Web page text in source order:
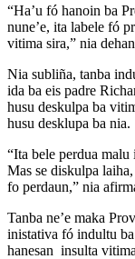
“Ha’u fó hanoin ba
nune’e, ita labele fó
vitima sira,” nia
Nia subliña, tanba
ida ba eis padre
husu deskulpa ba
husu desklupa ba nia.
“Ita bele perdua
Mas se diskulpa
fo perdaun,” nia
Tanba ne’e maka
inistativa fó indultu
hanesan insulta